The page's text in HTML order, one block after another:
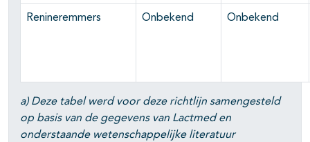
Renineremmers Onbekend Onbekend
a) Deze tabel werd voor deze richtlijn samengesteld
op basis van de gegevens van Lactmed en
onderstaande wetenschappelijke literatuur